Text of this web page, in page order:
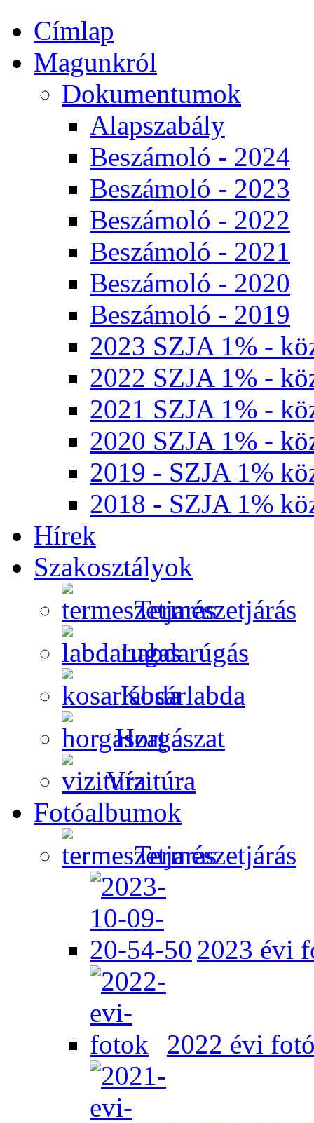
Címlap
Magunkról
Dokumentumok
Alapszabály
Beszámoló - 2024
Beszámoló - 2023
Beszámoló - 2022
Beszámoló - 2021
Beszámoló - 2020
Beszámoló - 2019
2023 SZJA 1% -
2022 SZJA 1% -
2021 SZJA 1% -
2020 SZJA 1% -
2019 - SZJA 1%
2018 - SZJA 1%
Hírek
Szakosztályok
Természetjárás
Labdarúgás
Kosárlabda
Horgászat
Vízitúra
Fotóalbumok
Természetjárás
2023 évi
2022 évi